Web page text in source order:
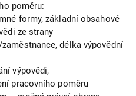
poměru:
formy, základní obsahové
ze strany
délka výpovědní
výpovědi,
pracovního poměru